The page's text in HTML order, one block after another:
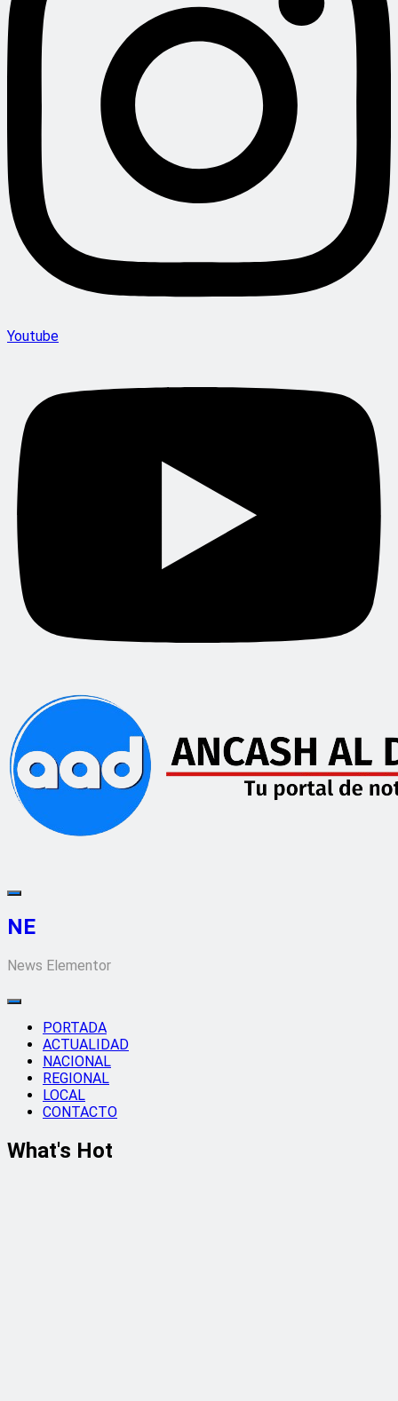
Youtube
NE
News Elementor
PORTADA
ACTUALIDAD
NACIONAL
REGIONAL
LOCAL
CONTACTO
What's Hot